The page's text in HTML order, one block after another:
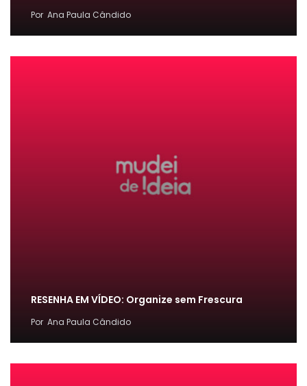
Por Ana Paula Cândido
RESENHA EM VÍDEO: Organize sem Frescura
Por Ana Paula Cândido